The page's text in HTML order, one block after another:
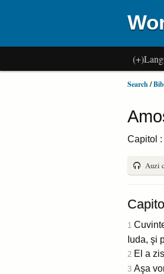
Search/
Capitol :
Auzi
1
Iuda, şi
2 El a
3 Aşa